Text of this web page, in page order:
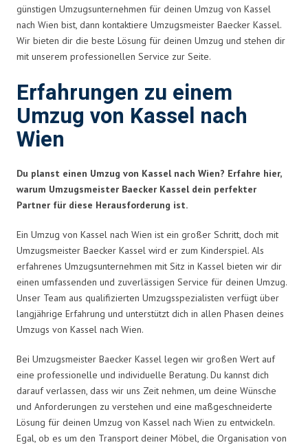
günstigen Umzugsunternehmen für deinen Umzug von Kassel
nach Wien bist, dann kontaktiere Umzugsmeister Baecker Kassel.
Wir bieten dir die beste Lösung für deinen Umzug und stehen dir
mit unserem professionellen Service zur Seite.
Erfahrungen zu einem
Umzug von Kassel nach
Wien
Du planst einen Umzug von Kassel nach Wien? Erfahre hier,
warum Umzugsmeister Baecker Kassel dein perfekter
Partner für diese Herausforderung ist.
Ein Umzug von Kassel nach Wien ist ein großer Schritt, doch mit
Umzugsmeister Baecker Kassel wird er zum Kinderspiel. Als
erfahrenes Umzugsunternehmen mit Sitz in Kassel bieten wir dir
einen umfassenden und zuverlässigen Service für deinen Umzug.
Unser Team aus qualifizierten Umzugsspezialisten verfügt über
langjährige Erfahrung und unterstützt dich in allen Phasen deines
Umzugs von Kassel nach Wien.
Bei Umzugsmeister Baecker Kassel legen wir großen Wert auf
eine professionelle und individuelle Beratung. Du kannst dich
darauf verlassen, dass wir uns Zeit nehmen, um deine Wünsche
und Anforderungen zu verstehen und eine maßgeschneiderte
Lösung für deinen Umzug von Kassel nach Wien zu entwickeln.
Egal, ob es um den Transport deiner Möbel, die Organisation von